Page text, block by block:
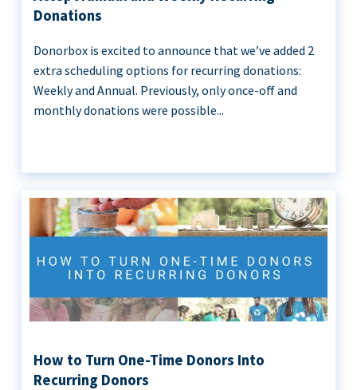
Donations
Donorbox is excited to announce that we’ve added 2
extra scheduling options for recurring donations:
Weekly and Annual. Previously, only once-off and
monthly donations were possible...
How to Turn One-Time Donors Into
Recurring Donors